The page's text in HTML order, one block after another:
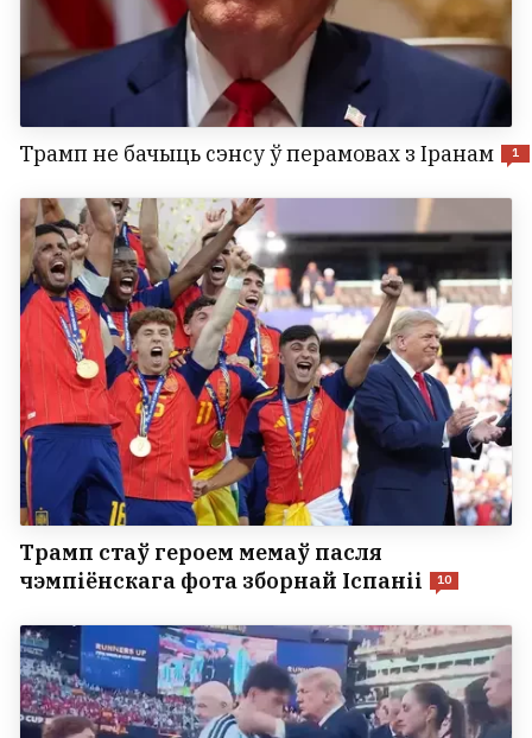
Трамп не бачыць сэнсу ў перамовах з Іранам 1
Трамп стаў героем мемаў пасля
чэмпіёнскага фота зборнай Іспаніі
10